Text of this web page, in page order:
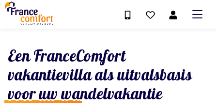
Een FranceComfort
vakantievilla als uitvalsbasis
voor uw wandelvakantie